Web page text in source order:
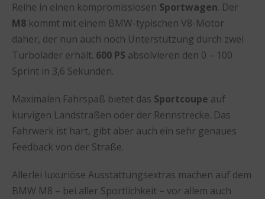
Reihe in einen kompromisslosen Sportwagen. Der
M8 kommt mit einem BMW-typischen V8-Motor
daher, der nun auch noch Unterstützung durch zwei
Turbolader erhält. 600 PS absolvieren den 0 – 100
Sprint in 3,6 Sekunden.
Maximalen Fahrspaß bietet das Sportcoupe auf
kurvigen Landstraßen oder der Rennstrecke. Das
Fahrwerk ist hart, gibt aber auch ein sehr genaues
Feedback von der Straße.
Allerlei luxuriöse Ausstattungsextras machen auf dem
BMW M8 – bei aller Sportlichkeit – vor allem auch